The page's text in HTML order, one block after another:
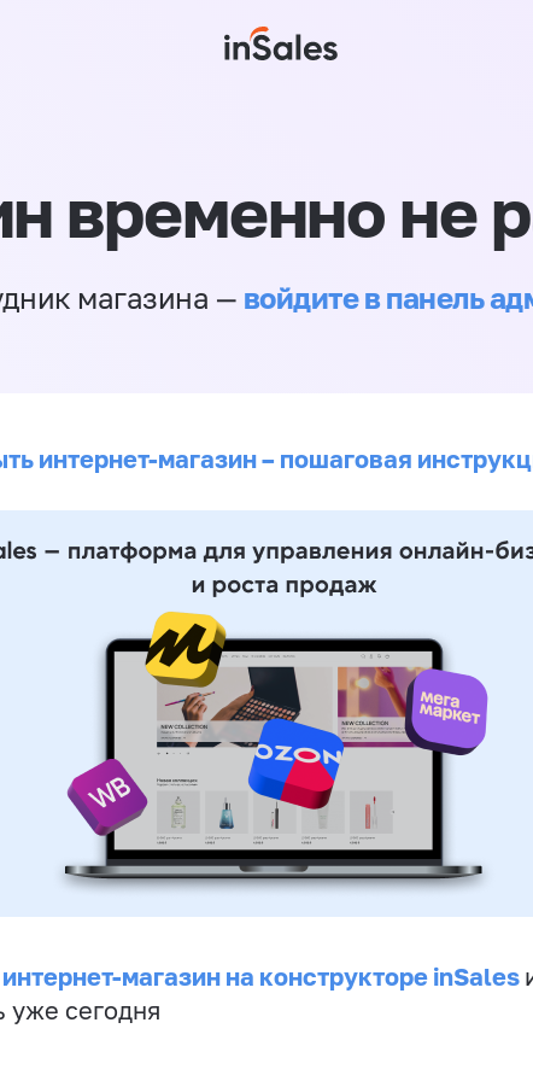
временно не
магазина — войдите в панель
интернет-магазин – пошаговая
интернет-магазин на конструкторе inSales
уже сегодня